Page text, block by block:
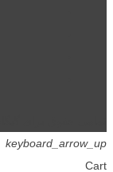
keyboard_arrow_up
Cart